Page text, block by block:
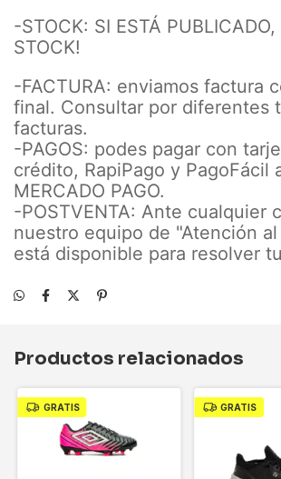
-STOCK: SI ESTÁ PUBLICADO,
STOCK!
-FACTURA: enviamos factura
final. Consultar por diferentes
facturas.
-PAGOS: podes pagar con
crédito, RapiPago y PagoFácil
MERCADO PAGO.
-POSTVENTA: Ante cualquier
nuestro equipo de "Atención
está disponible para resolver
Productos relacionados
GRATIS GRATIS